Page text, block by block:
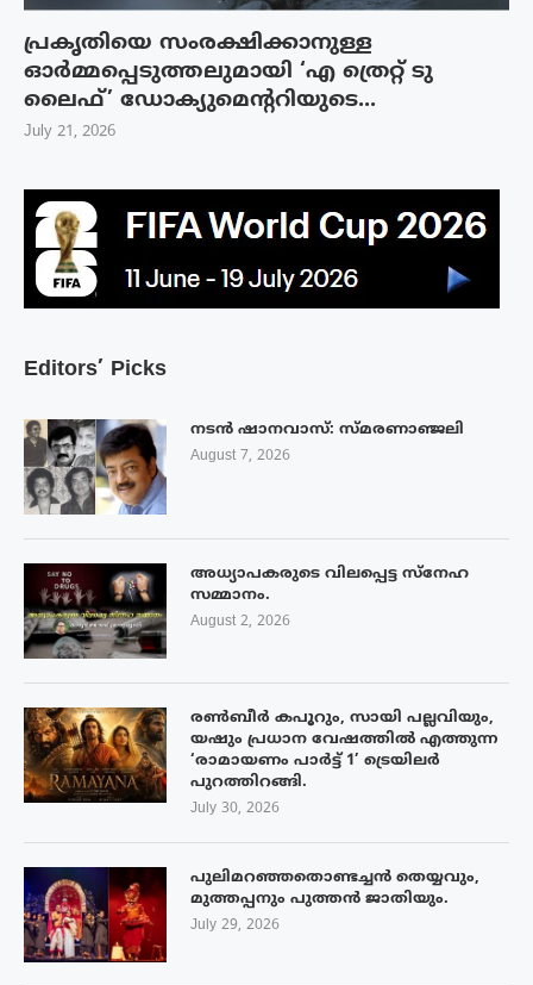
Editors’ Picks
നടൻ ഷാനവാസ്: സ്മരണാഞ്ജലി
August 7, 2026
അധ്യാപകരുടെ വിലപ്പെട്ട സ്നേഹ
സമ്മാനം.
August 2, 2026
രൺബീർ കപൂറും, സായി പല്ലവിയും,
യഷും പ്രധാന വേഷത്തിൽ എത്തുന്ന
‘രാമായണം പാർട്ട് 1’ ട്രെയിലർ
പുറത്തിറങ്ങി.
July 30, 2026
പുലിമറഞ്ഞതൊണ്ടച്ചൻ തെയ്യവും,
മുത്തപ്പനും പുത്തൻ ജാതിയും.
July 29, 2026
പ്രകൃതിയെ സംരക്ഷിക്കാനുള്ള
ഓർമ്മപ്പെടുത്തലുമായി ‘എ ത്രെറ്റ് ടു
ലൈഫ്’ ഡോക്യുമെന്ററിയുടെ...
July 21, 2026